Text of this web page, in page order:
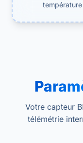
température
Votre capteur
télémétrie